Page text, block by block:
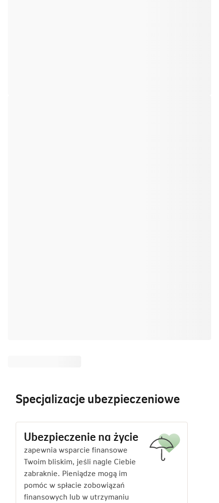
Specjalizacje ubezpieczeniowe
Ubezpieczenie na życie
zapewnia wsparcie finansowe
Twoim bliskim, jeśli nagle Ciebie
zabraknie. Pieniądze mogą im
pomóc w spłacie zobowiązań
finansowych lub w utrzymaniu